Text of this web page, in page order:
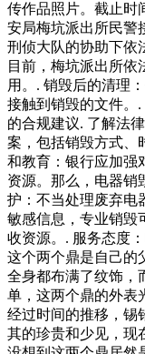
传作品照片。截止时
安局梅坑派出所民警
刑侦大队的协助下依
目前，梅坑派出所
用。. 销毁后的清理
接触到销毁的文件。
的合规建议. 了解法
案，包括销毁方式、
和教育：银行应加强
资源。那么，电器销
护：不当处理废弃电
敏感信息，专业销毁
收资源。. 服务态度
这个两个鼎是自己
全身都布满了纹饰，
单，这两个鼎的外
经过时间的推移，锡
其的珍贵和少见，